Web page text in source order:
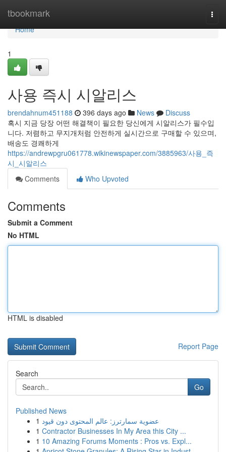
tbookmark
Home
Home
1
사용 즉시 시알리스
brendahnum451188 396 days ago News
Discuss
혹시 지금 당장 어떤 해결책이 필요한 당신에게 시알리스가 필수입
니다. 저렴하고 무지개처럼 안전하게 실시간으로 구매할 수 있으며,
배송도 경쾌하게
https://andrewpgru061778.wikinewspaper.com/3885963/사용_즉
시_시알리스
Comments
Who Upvoted
Comments
Submit a Comment
No HTML
HTML is disabled
Report Page
Search
Go
Published News
1 عضوية سمارترز: عالم المحتوى دون قيود
1 Contractor Businesses In My Area this City ...
1 10 Amazing Forums Moments : Pros vs. Expl...